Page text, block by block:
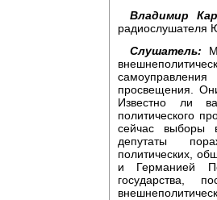
Владимир
радиослушателя
Слушатель:
просвещения.
Известно ли
политического
сейчас выборы
депутаты
политических,
и Германией
государства,